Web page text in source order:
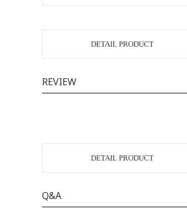
DETAIL PRODUCT
REVIEW
DETAIL PRODUCT
Q&A